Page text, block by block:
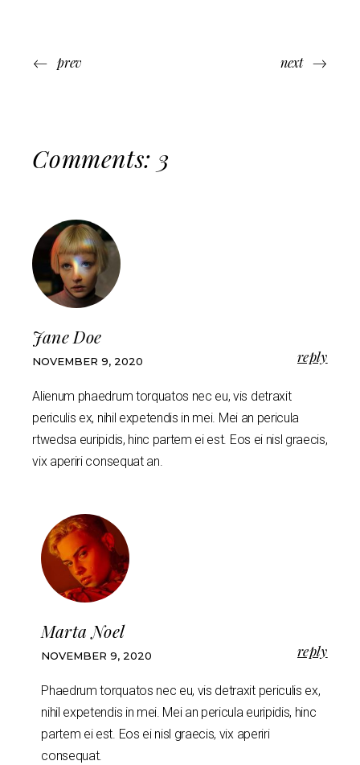
prev next
Comments: 3
Jane Doe
NOVEMBER 9, 2020
Alienum phaedrum torquatos nec eu, vis detraxit
periculis ex, nihil expetendis in mei. Mei an pericula
rtwedsa euripidis, hinc partem ei est. Eos ei nisl graecis,
vix aperiri consequat an.
reply
Marta Noel
NOVEMBER 9, 2020
Phaedrum torquatos nec eu, vis detraxit periculis ex,
nihil expetendis in mei. Mei an pericula euripidis, hinc
partem ei est. Eos ei nisl graecis, vix aperiri
consequat.
reply